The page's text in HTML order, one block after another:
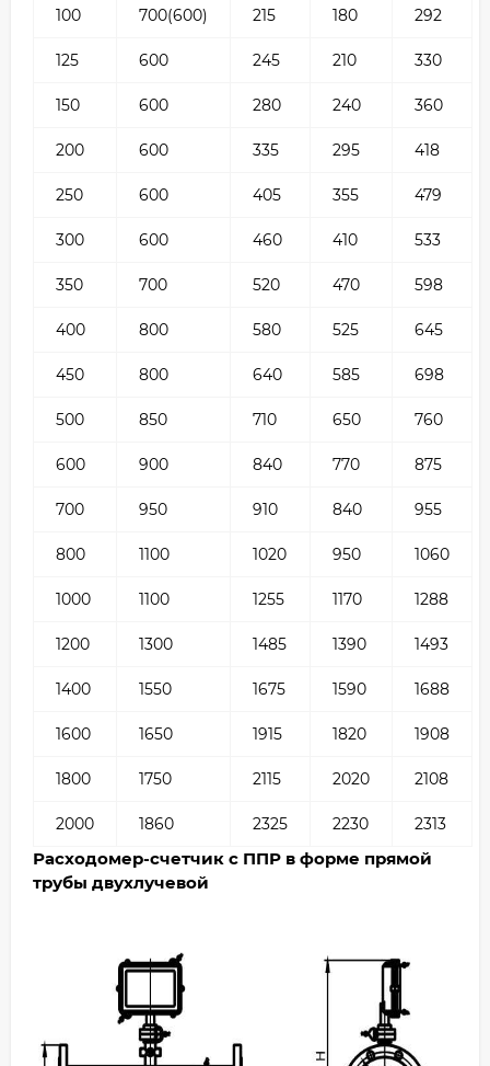
100 700(600) 215 180 292
125 600 245 210 330
150 600 280 240 360
200 600 335 295 418
250 600 405 355 479
300 600 460 410 533
350 700 520 470 598
400 800 580 525 645
450 800 640 585 698
500 850 710 650 760
600 900 840 770 875
700 950 910 840 955
800 1100 1020 950 1060
1000 1100 1255 1170 1288
1200 1300 1485 1390 1493
1400 1550 1675 1590 1688
1600 1650 1915 1820 1908
1800 1750 2115 2020 2108
2000 1860 2325 2230 2313
Расходомер-счетчик с ППР в форме прямой
трубы двухлучевой